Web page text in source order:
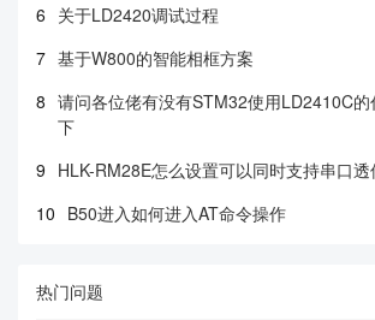
6 关于LD2420调试过程
7 基于W800的智能相框方案
8 请问各位佬有没有STM32使用LD2410C
下
9 HLK-RM28E怎么设置可以同时支持串口透
10 B50进入如何进入AT命令操作
热门问题